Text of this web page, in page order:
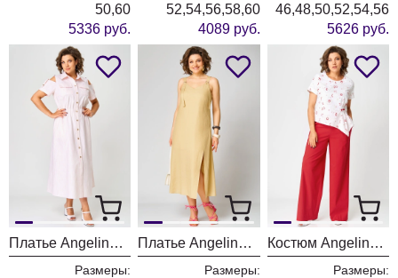
50,60
5336 руб.
52,54,56,58,60
4089 руб.
46,48,50,52,54,56
5626 руб.
Платье Angelina & Company 1238
Размеры:
Платье Angelina & Company 1232
Размеры:
Костюм Angelina & Company 1236
Размеры: